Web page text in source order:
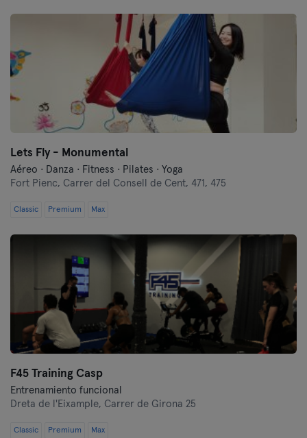
Lets Fly - Monumental
Aéreo · Danza · Fitness · Pilates · Yoga
Fort Pienc, Carrer del Consell de Cent, 471, 475
Classic Premium Max
F45 Training Casp
Entrenamiento funcional
Dreta de l'Eixample, Carrer de Girona 25
Classic Premium Max